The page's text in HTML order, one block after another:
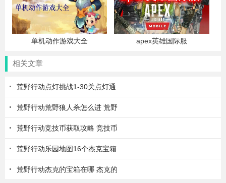
单机动作游戏大全 apex英雄国际服
相关文章
荒野行动点灯挑战1-30关点灯通
荒野行动荒野狼人杀怎么进 荒野
荒野行动竞技币获取攻略 竞技币
荒野行动乐园地图16个杰克宝箱
荒野行动杰克的宝箱在哪 杰克的